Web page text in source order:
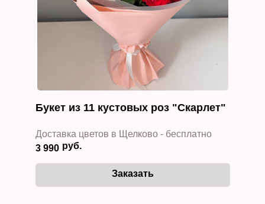
Букет из 11 кустовых роз "Скарлет"
Доставка цветов в Щелково - бесплатно
3 990